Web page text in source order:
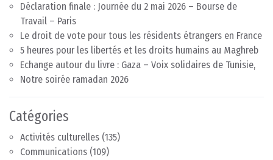
Déclaration finale : Journée du 2 mai 2026 – Bourse de
Travail – Paris
Le droit de vote pour tous les résidents étrangers en France
5 heures pour les libertés et les droits humains au Maghreb
Echange autour du livre : Gaza – Voix solidaires de Tunisie,
Notre soirée ramadan 2026
Catégories
Activités culturelles (135)
Communications (109)